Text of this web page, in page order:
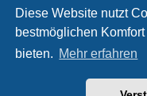
Diese Website nutzt
bestmöglichen
bieten. Mehr erfahren
STATISTIK
Beiträge insgesamt41258• Themen
neuestes Mitglied:
Powered by